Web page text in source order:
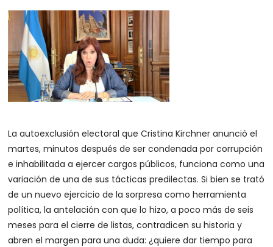
La autoexclusión electoral que Cristina Kirchner anunció el
martes, minutos después de ser condenada por corrupción
e inhabilitada a ejercer cargos públicos, funciona como una
variación de una de sus tácticas predilectas. Si bien se trató
de un nuevo ejercicio de la sorpresa como herramienta
política, la antelación con que lo hizo, a poco más de seis
meses para el cierre de listas, contradicen su historia y
abren el margen para una duda: ¿quiere dar tiempo para